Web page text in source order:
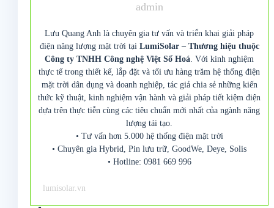
admin
Lưu Quang Anh là chuyên gia tư vấn và triển khai giải pháp
điện năng lượng mặt trời tại LumiSolar – Thương hiệu thuộc
Công ty TNHH Công nghệ Việt Số Hoá. Với kinh nghiệm
thực tế trong thiết kế, lắp đặt và tối ưu hàng trăm hệ thống điện
mặt trời dân dụng và doanh nghiệp, tác giả chia sẻ những kiến
thức kỹ thuật, kinh nghiệm vận hành và giải pháp tiết kiệm điện
dựa trên thực tiễn cùng các tiêu chuẩn mới nhất của ngành năng
lượng tái tạo.
• Tư vấn hơn 5.000 hệ thống điện mặt trời
• Chuyên gia Hybrid, Pin lưu trữ, GoodWe, Deye, Solis
• Hotline: 0981 669 996
lumisolar.vn